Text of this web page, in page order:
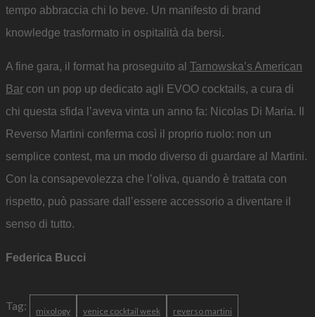
tempo abbraccia chi lo beve. Un manifesto di brand
knowledge trasformato in ospitalità da bersi.
A fine gara, il format ha proseguito al Tarnowska’s American
Bar con un pop up dedicato agli EVOO cocktails, a cura di
chi questa sfida l’aveva vinta un anno fa: Nicolas Di Maria. Il
Reverso Martini conferma così il proprio ruolo: non un
semplice contest, ma un modo diverso di guardare al Martini.
Con la consapevolezza che l’oliva, quando è trattata con
rispetto, può passare dall’essere accessorio a diventare il
senso di tutto.
Federica Bucci
Tag: mixology venice cocktail week reverso martini